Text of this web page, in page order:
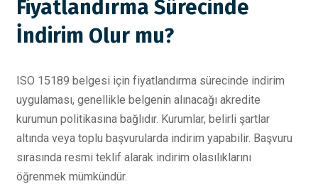
Fiyatlandırma Sürecinde
İndirim Olur mu?
ISO 15189 belgesi için fiyatlandırma sürecinde indirim
uygulaması, genellikle belgenin alınacağı akredite
kurumun politikasına bağlıdır. Kurumlar, belirli şartlar
altında veya toplu başvurularda indirim yapabilir. Başvuru
sırasında resmi teklif alarak indirim olasılıklarını
öğrenmek mümkündür.